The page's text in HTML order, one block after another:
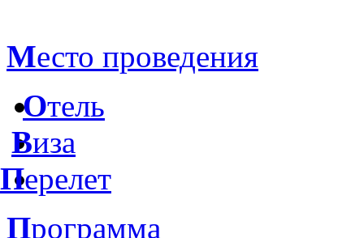
Место проведения
Отель
Виза
Перелет
Программа